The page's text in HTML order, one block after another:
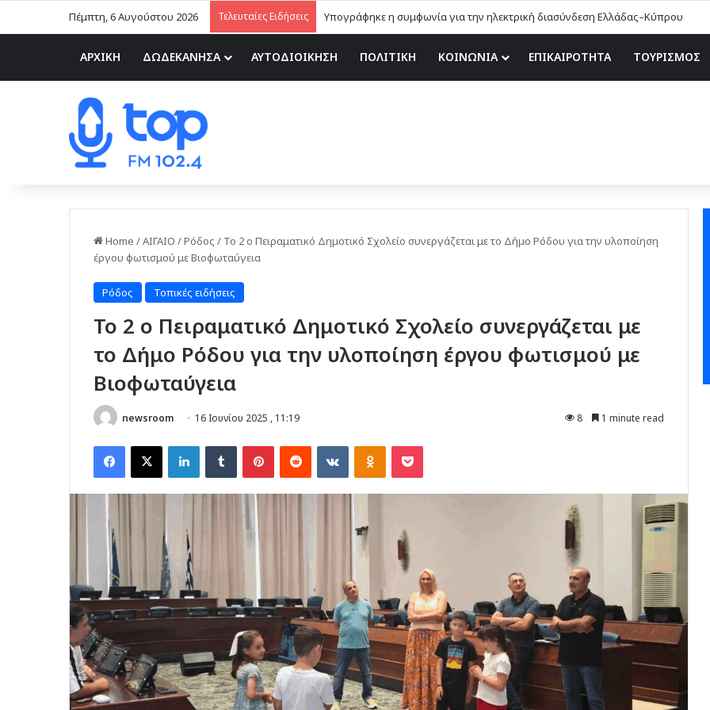
Πέμπτη, 6 Αυγούστου 2026 Τελευταίες Ειδήσεις Υπογράφηκε η συμφωνία για την ηλεκτρική διασύνδεση Ελλάδας–Κύπρου
ΑΡΧΙΚΗ ΔΩΔΕΚΑΝΗΣΑ ΑΥΤΟΔΙΟΙΚΗΣΗ ΠΟΛΙΤΙΚΗ ΚΟΙΝΩΝΙΑ ΕΠΙΚΑΙΡΟΤΗΤΑ ΤΟΥΡΙΣΜΟΣ
Home /ΑΙΓΑΙΟ /Ρόδος / Το 2 ο Πειραματικό Δημοτικό Σχολείο συνεργάζεται με το Δήμο Ρόδου για την υλοποίηση
έργου φωτισμού με Βιοφωταύγεια
Ρόδος Τοπικές ειδήσεις
Το 2 ο Πειραματικό Δημοτικό Σχολείο συνεργάζεται με
το Δήμο Ρόδου για την υλοποίηση έργου φωτισμού με
Βιοφωταύγεια
newsroom 16 Ιουνίου 2025 , 11:19 8 1 minute read
Facebook
X LinkedInTumblr PinterestReddit VKontakteOdnoklassniki
Pocket